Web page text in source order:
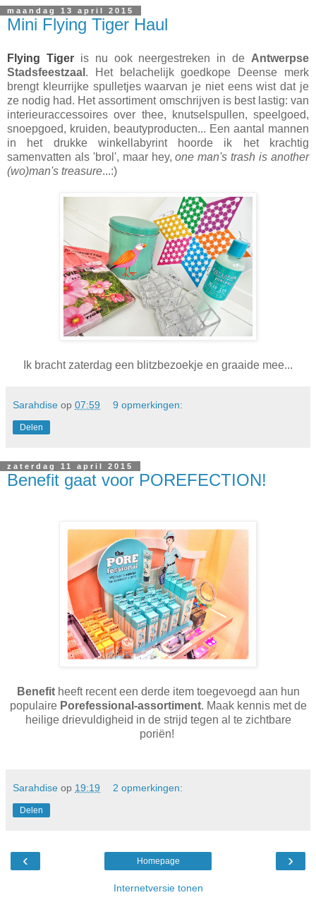
maandag 13 april 2015
Mini Flying Tiger Haul
Flying Tigeris nu ook neergestreken in de Antwerpse
Stadsfeestzaal . Het belachelijk goedkope Deense merk
brengt kleurrijke spulletjes waarvan je niet eens wist dat je
ze nodig had. Het assortiment omschrijven is best lastig: van
interieuraccessoires over thee, knutselspullen, speelgoed,
snoepgoed, kruiden, beautyproducten... Een aantal mannen
in het drukke winkellabyrint hoorde ik het krachtig
samenvatten als 'brol', maar hey,one man's trash is another
(wo)man's treasure...:)
Ik bracht zaterdag een blitzbezoekje en graaide mee...
Sarahdise op 07:59 9 opmerkingen:
Delen
zaterdag 11 april 2015
Benefit gaat voor POREFECTION!
Benefit heeft recent een derde item toegevoegd aan hun
populaire Porefessional-assortiment. Maak kennis met de
heilige drievuldigheid in de strijd tegen al te zichtbare
poriën!
Sarahdise op 19:19 2 opmerkingen:
Delen
‹ ›
Homepage
Internetversie tonen